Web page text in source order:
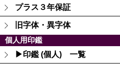
プラス３年保証
旧字体・異字体
個人用印鑑
▶印鑑 (個人) 一覧